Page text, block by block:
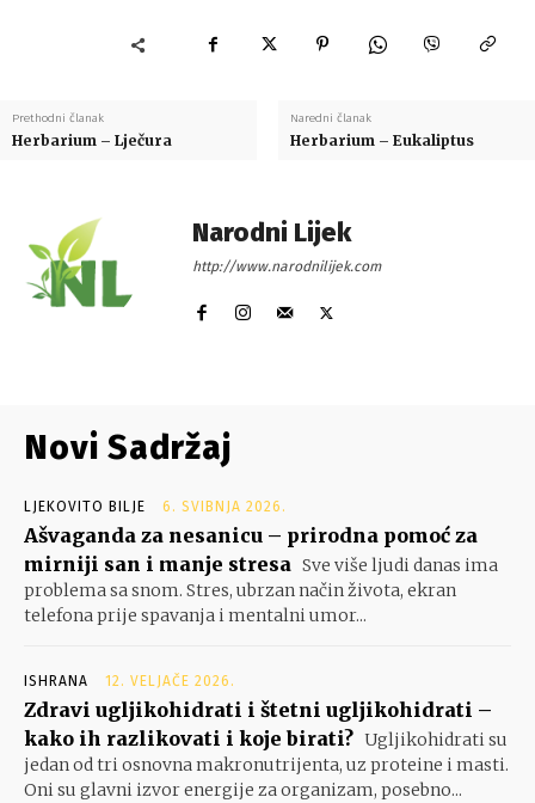
Prethodni članak
Herbarium – Lječura
Naredni članak
Herbarium – Eukaliptus
Narodni Lijek
http://www.narodnilijek.com
Novi Sadržaj
LJEKOVITO BILJE 6. SVIBNJA 2026.
Ašvaganda za nesanicu – prirodna pomoć za
mirniji san i manje stresa Sve više ljudi danas ima
problema sa snom. Stres, ubrzan način života, ekran
telefona prije spavanja i mentalni umor...
ISHRANA 12. VELJAČE 2026.
Zdravi ugljikohidrati i štetni ugljikohidrati –
kako ih razlikovati i koje birati? Ugljikohidrati su
jedan od tri osnovna makronutrijenta, uz proteine i masti.
Oni su glavni izvor energije za organizam, posebno...